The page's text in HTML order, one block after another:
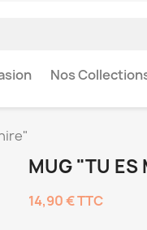
Nos
MUG "TU ES
14,90 €TTC